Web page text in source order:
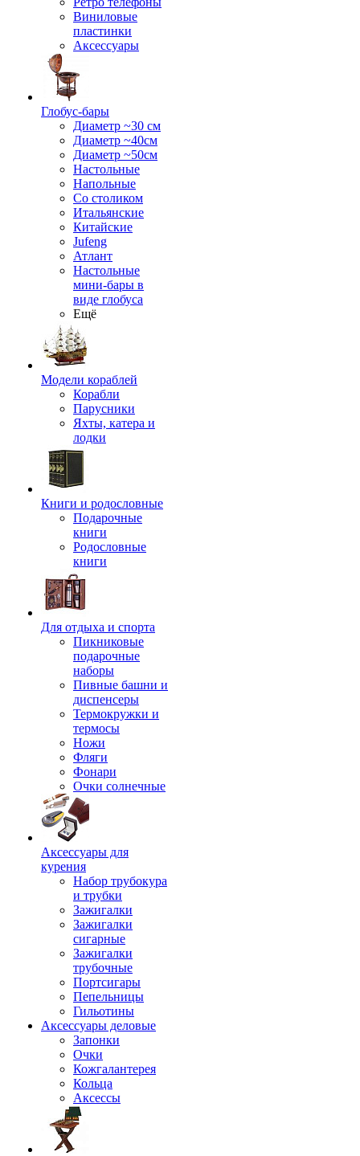
Виниловые
пластинки
Аксессуары
Глобус-бары
Диаметр ~30 см
Диаметр ~40см
Диаметр ~50см
Настольные
Напольные
Со столиком
Итальянские
Китайские
Jufeng
Атлант
Настольные
мини-бары в
виде глобуса
Ещё
Модели кораблей
Корабли
Парусники
Яхты, катера и
лодки
Книги и родословные
Подарочные
книги
Родословные
книги
Для отдыха и спорта
Пикниковые
подарочные
наборы
Пивные башни и
диспенсеры
Термокружки и
термосы
Ножи
Фляги
Фонари
Очки солнечные
Аксессуары для
курения
Набор трубокура
и трубки
Зажигалки
Зажигалки
сигарные
Зажигалки
трубочные
Портсигары
Пепельницы
Гильотины
Аксессуары деловые
Запонки
Очки
Кожгалантерея
Кольца
Аксессы